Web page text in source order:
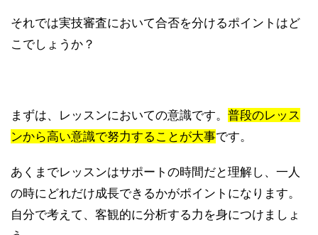
それでは実技審査において合否を分けるポイントはど
こでしょうか？
まずは、レッスンにおいての意識です。 普段のレッス
ンから高い意識で努力することが大事です。
あくまでレッスンはサポートの時間だと理解し、一人
の時にどれだけ成長できるかがポイントになります。
自分で考えて、客観的に分析する力を身につけましょ